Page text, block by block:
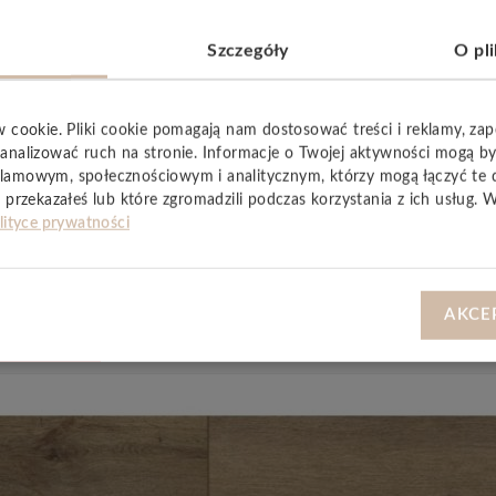
się zarówno w pomieszczeniach mieszkalnych,
w obiektach użytkowych, co potwierdza
i wygodę użytkowania – idealny wybór dla osób,
Szczegóły O
cookie. Pliki cookie pomagają nam dostosować treści i reklamy,
analizować ruch na stronie. Informacje o Twojej aktywności mogą
społecznościowym i analitycznym, którzy mogą łączyć te
lub które zgromadzili podczas korzystania z ich usług.
prywatności